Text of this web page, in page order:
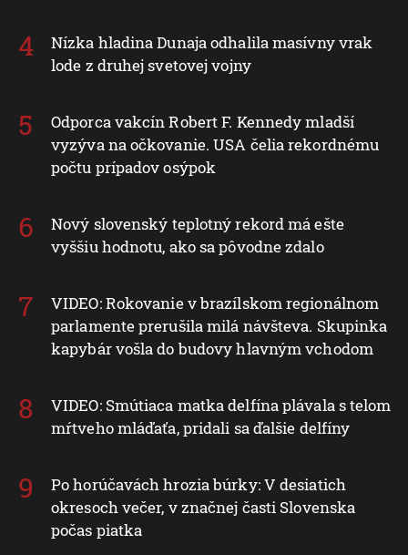
Nízka hladina Dunaja odhalila masívny vrak
lode z druhej svetovej vojny
Odporca vakcín Robert F. Kennedy mladší
vyzýva na očkovanie. USA čelia rekordnému
počtu prípadov osýpok
Nový slovenský teplotný rekord má ešte
vyššiu hodnotu, ako sa pôvodne zdalo
VIDEO: Rokovanie v brazílskom regionálnom
parlamente prerušila milá návšteva. Skupinka
kapybár vošla do budovy hlavným vchodom
VIDEO: Smútiaca matka delfína plávala s telom
mŕtveho mláďaťa, pridali sa ďalšie delfíny
Po horúčavách hrozia búrky: V desiatich
okresoch večer, v značnej časti Slovenska
počas piatka